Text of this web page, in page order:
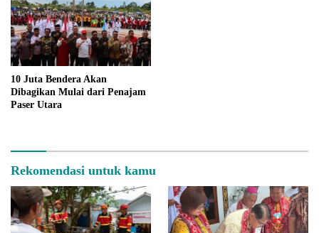
10 Juta Bendera Akan
Dibagikan Mulai dari Penajam
Paser Utara
Rekomendasi untuk kamu